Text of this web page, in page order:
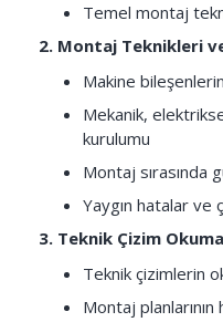
Temel montaj
2. Montaj Teknikleri
Makine
Mekanik,
kurulumu
Montaj sırasında
Yaygın hatalar ve
3. Teknik Çizim
Teknik çizimlerin
Montaj planlarının